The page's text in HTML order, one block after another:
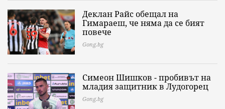
Деклан Райс обещал на
Гимараеш, че няма да се бият
повече
Gong.bg
Симеон Шишков - пробивът на
младия защитник в Лудогорец
Gong.bg